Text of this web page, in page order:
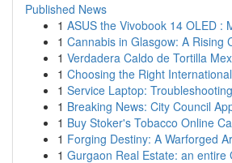
Published News
1 ASUS the Vivobook 14 OLED :
1 Cannabis in Glasgow: A Rising
1 Verdadera Caldo de Tortilla
1 Choosing the Right
1 Service Laptop:
1 Breaking News: City Council
1 Buy Stoker's Tobacco Online
1 Forging Destiny: A Warforged
1 Gurgaon Real Estate: an entire